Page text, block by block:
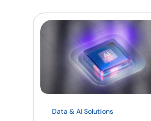
Data & AI Solutions